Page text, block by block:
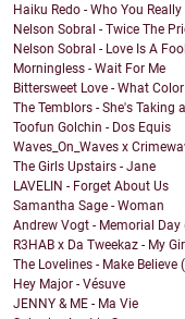
Haiku Redo - Who You Really
Nelson Sobral - Twice The
Nelson Sobral - Love Is A
Morningless - Wait For Me
Bittersweet Love - What
The Temblors - She's Taking
Toofun Golchin - Dos Equis
Waves_On_Waves x
The Girls Upstairs - Jane
LAVELIN - Forget About Us
Samantha Sage - Woman
Andrew Vogt - Memorial
R3HAB x Da Tweekaz - My Girl
The Lovelines - Make Believe
Hey Major - Vésuve
JENNY & ME - Ma Vie